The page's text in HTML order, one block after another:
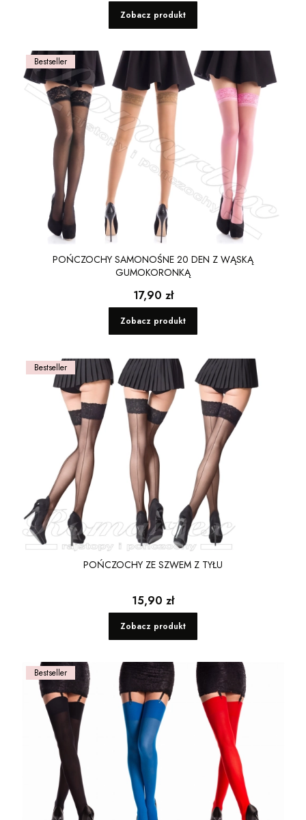
Zobacz produkt
Bestseller
POŃCZOCHY SAMONOŚNE 20 DEN Z WĄSKĄ
GUMOKORONKĄ
Cena
17,90 zł
Zobacz produkt
Bestseller
POŃCZOCHY ZE SZWEM Z TYŁU
Cena
15,90 zł
Zobacz produkt
Bestseller